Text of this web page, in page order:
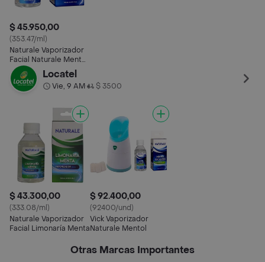
$ 45.950,00
(353.47/ml)
Naturale Vaporizador
Facial Naturale Mentol
Eucalipto Locatel
Vie, 9 AM• $ 3500
$ 43.300,00
(333.08/ml)
Naturale Vaporizador
Facial Limonaría Menta
$ 92.400,00
(92400/und)
Vick Vaporizador
Naturale Mentol
Otras Marcas Importantes